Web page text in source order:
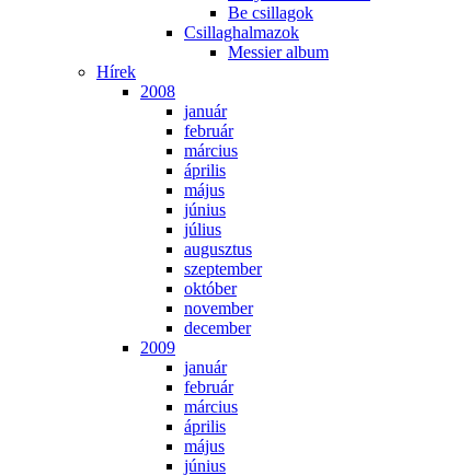
Be csil­la­gok
Csil­lag­hal­ma­zok
Mes­si­er al­bum
Hí­rek
2008
ja­nu­ár
feb­ru­ár
már­ci­us
áp­ri­lis
má­jus
jú­ni­us
jú­li­us
au­gusz­tus
szep­tem­ber
ok­tó­ber
no­vem­ber
de­cem­ber
2009
ja­nu­ár
feb­ru­ár
már­ci­us
áp­ri­lis
má­jus
jú­ni­us